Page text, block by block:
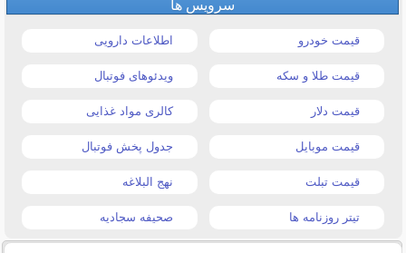
سرویس ها
قیمت خودرو اطلاعات دارویی
قیمت طلا و سکه ویدئوهای فوتبال
قیمت دلار کالری مواد غذایی
قیمت موبایل جدول پخش فوتبال
قیمت تبلت نهج البلاغه
تیتر روزنامه ها صحیفه سجادیه